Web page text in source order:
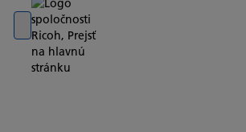
Go to banner
Go to content
Go to footer